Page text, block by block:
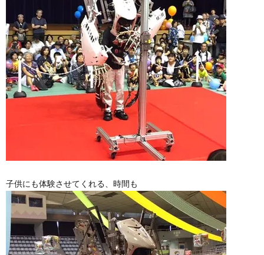
子供にも体験させてくれる、時間も